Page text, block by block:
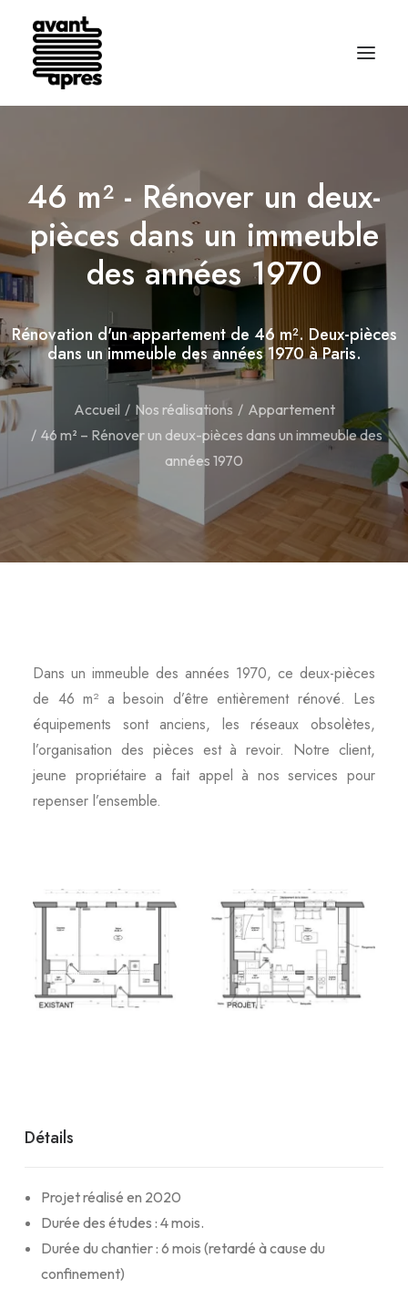
46 m² - Rénover un deux-
pièces dans un immeuble
des années 1970
Rénovation d'un appartement de 46 m². Deux-pièces
dans un immeuble des années 1970 à Paris.
Accueil Nos réalisations
Appartement
46 m² – Rénover un deux-pièces dans un immeuble des
années 1970
Dans un immeuble des années 1970, ce deux-pièces
de 46 m² a besoin d’être entièrement rénové. Les
équipements sont anciens, les réseaux obsolètes,
l’organisation des pièces est à revoir. Notre client,
jeune propriétaire a fait appel à nos services pour
repenser l’ensemble.
Détails
Projet réalisé en 2020
Durée des études : 4 mois.
Durée du chantier : 6 mois (retardé à cause du
confinement)